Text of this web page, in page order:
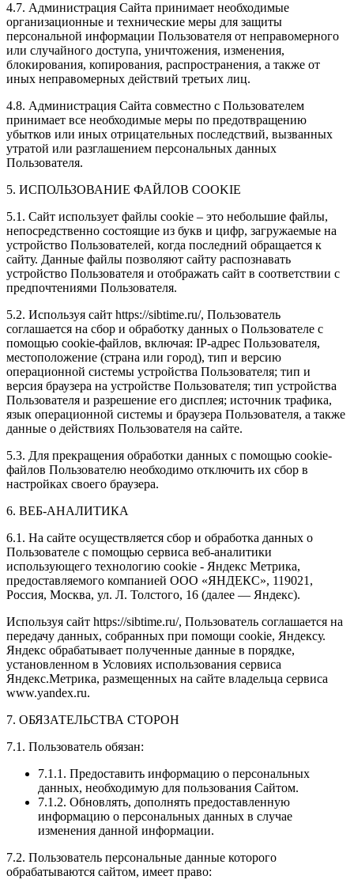
4.7. Администрация Сайта принимает необходимые
организационные и технические меры для защиты
персональной информации Пользователя от неправомерного
или случайного доступа, уничтожения, изменения,
блокирования, копирования, распространения, а также от
иных неправомерных действий третьих лиц.
4.8. Администрация Сайта совместно с Пользователем
принимает все необходимые меры по предотвращению
убытков или иных отрицательных последствий, вызванных
утратой или разглашением персональных данных
Пользователя.
5. ИСПОЛЬЗОВАНИЕ ФАЙЛОВ COOKIE
5.1. Сайт использует файлы cookie – это небольшие файлы,
непосредственно состоящие из букв и цифр, загружаемые на
устройство Пользователей, когда последний обращается к
сайту. Данные файлы позволяют сайту распознавать
устройство Пользователя и отображать сайт в соответствии с
предпочтениями Пользователя.
5.2. Используя сайт https://sibtime.ru/, Пользователь
соглашается на сбор и обработку данных о Пользователе с
помощью cookie-файлов, включая: IP-адрес Пользователя,
местоположение (страна или город), тип и версию
операционной системы устройства Пользователя; тип и
версия браузера на устройстве Пользователя; тип устройства
Пользователя и разрешение его дисплея; источник трафика,
язык операционной системы и браузера Пользователя, а также
данные о действиях Пользователя на сайте.
5.3. Для прекращения обработки данных с помощью cookie-
файлов Пользователю необходимо отключить их сбор в
настройках своего браузера.
6. ВЕБ-АНАЛИТИКА
6.1. На сайте осуществляется сбор и обработка данных о
Пользователе с помощью сервиса веб-аналитики
использующего технологию cookie - Яндекс Метрика,
предоставляемого компанией ООО «ЯНДЕКС», 119021,
Россия, Москва, ул. Л. Толстого, 16 (далее — Яндекс).
Используя сайт https://sibtime.ru/, Пользователь соглашается на
передачу данных, собранных при помощи cookie, Яндексу.
Яндекс обрабатывает полученные данные в порядке,
установленном в Условиях использования сервиса
Яндекс.Метрика, размещенных на сайте владельца сервиса
www.yandex.ru.
7. ОБЯЗАТЕЛЬСТВА СТОРОН
7.1. Пользователь обязан:
7.1.1. Предоставить информацию о персональных
данных, необходимую для пользования Сайтом.
7.1.2. Обновлять, дополнять предоставленную
информацию о персональных данных в случае
изменения данной информации.
7.2. Пользователь персональные данные которого
обрабатываются сайтом, имеет право: